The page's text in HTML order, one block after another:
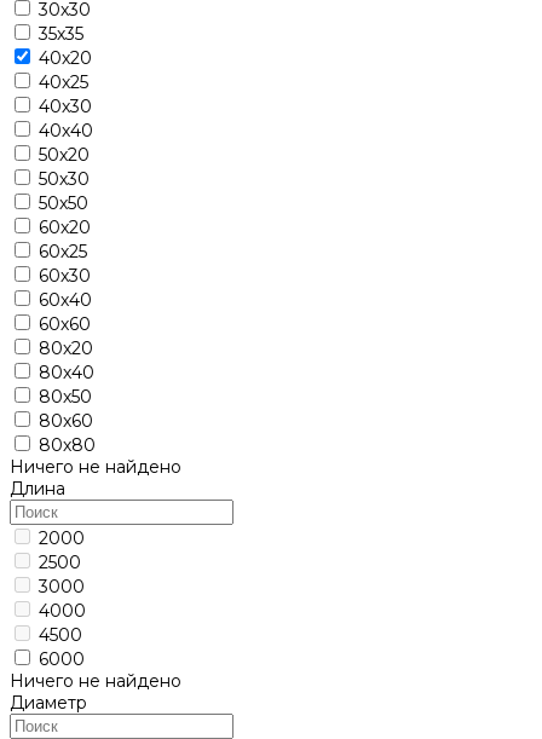
30х30
35х35
40х20
40х25
40х30
40х40
50х20
50х30
50х50
60х20
60х25
60х30
60х40
60х60
80х20
80х40
80х50
80х60
80х80
Ничего не найдено
Длина
2000
2500
3000
4000
4500
6000
Ничего не найдено
Диаметр